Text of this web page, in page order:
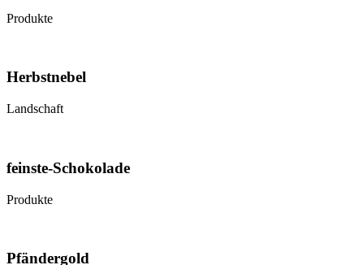
Produkte
Herbstnebel
Landschaft
feinste-Schokolade
Produkte
Pfändergold